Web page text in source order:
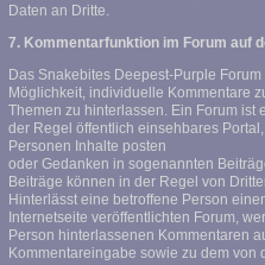
Daten an Dritte.
7. Kommentarfunktion im Forum auf
Das Snakebites Deepest-Purple
Möglichkeit, individuelle Kommentare
Themen zu hinterlassen. Ein Forum ist
der Regel öffentlich einsehbares
Personen Inhalte posten
oder Gedanken in sogenannten
Beiträge können in der Regel von
Hinterlässt eine betroffene Person
Internetseite veröffentlichten Forum,
Person hinterlassenen Kommentaren
Kommentareingabe sowie zu dem von